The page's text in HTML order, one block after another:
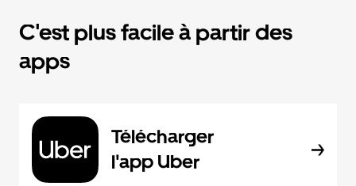
C'est plus facile à partir des
apps
Télécharger
l'app Uber